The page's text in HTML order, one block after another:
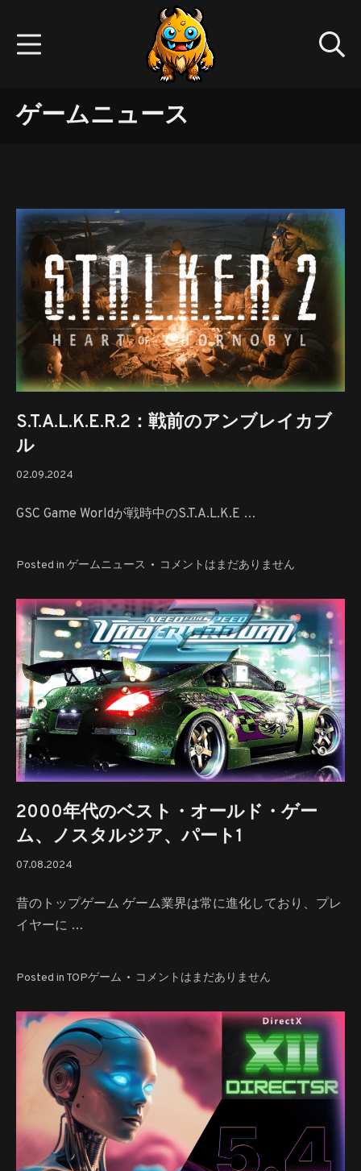
content
Gamedev.monster
ゲームニュース
S.T.A.L.K.E.R.2：戦前のアンブレイカブ
ル
02.09.2024
GSC Game Worldが戦時中のS.T.A.L.K.E …
Posted in ゲームニュース • S.T.A.L.K.E.R.2：
前
の
ア
ン
ブ
レ
イ
カ
ブ
ル
の
コメントはまだありません
2000年代のベスト・オールド・ゲー
ム、ノスタルジア、パート1
07.08.2024
昔のトップゲーム ゲーム業界は常に進化しており、プレ
イヤーに …
Posted in TOPゲーム • 2000
代
の
ベ
ス
ト・
オ
ー
ル
ド・
コメントはまだありません